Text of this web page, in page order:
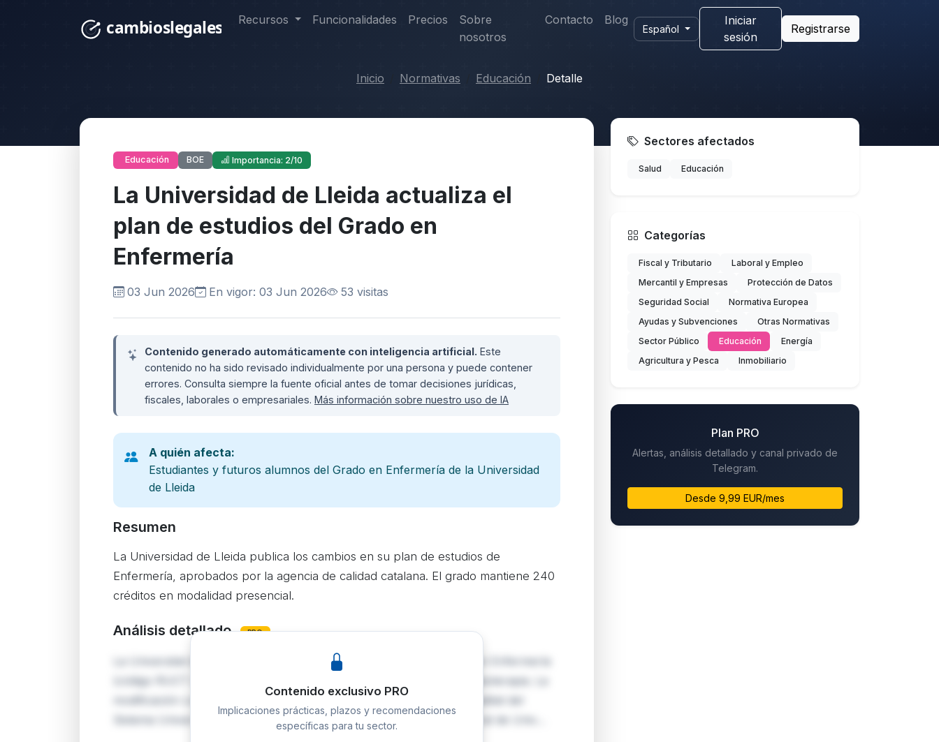
Recursos Funcionalidades Precios
Sobre
nosotros
Contacto Blog
Español
Iniciar
sesión
Registrarse
Inicio Normativas Educación Detalle
Educación BOE Importancia: 2/10
La Universidad de Lleida actualiza el
plan de estudios del Grado en
Enfermería
03 Jun 2026 En vigor: 03 Jun 2026 53 visitas
Contenido generado automáticamente con inteligencia artificial. Este
contenido no ha sido revisado individualmente por una persona y puede contener
errores. Consulta siempre la fuente oficial antes de tomar decisiones jurídicas,
fiscales, laborales o empresariales. Más información sobre nuestro uso de IA
A quién afecta:
Estudiantes y futuros alumnos del Grado en Enfermería de la Universidad
de Lleida
Resumen
La Universidad de Lleida publica los cambios en su plan de estudios de
Enfermería, aprobados por la agencia de calidad catalana. El grado mantiene 240
créditos en modalidad presencial.
Análisis detallado PRO
La Universitat de Lleida modifica su plan de estudios de Graduado/a en Enfermería
(código RUCT 2503462), impartido en la Facultad de Enfermería y Fisioterapia. La
modificación cuenta con informe favorable de la Agència per a la Qualitat del
Sistema Universitari de Catalunya y resolución de la Secretaría General de Univ…
Contenido exclusivo PRO
Implicaciones prácticas, plazos y recomendaciones
específicas para tu sector.
Sectores afectados
Salud Educación
Categorías
Fiscal y Tributario
Laboral y Empleo
Mercantil y Empresas
Protección de Datos
Seguridad Social
Normativa Europea
Ayudas y Subvenciones
Otras Normativas
Sector Público
Educación
Energía
Agricultura y Pesca
Inmobiliario
Plan PRO
Alertas, análisis detallado y canal privado de
Telegram.
Desde 9,99 EUR/mes